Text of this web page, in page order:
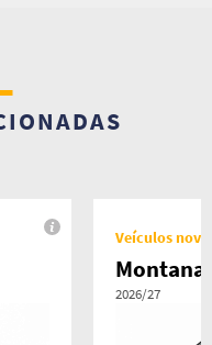
Veículos
2026/27